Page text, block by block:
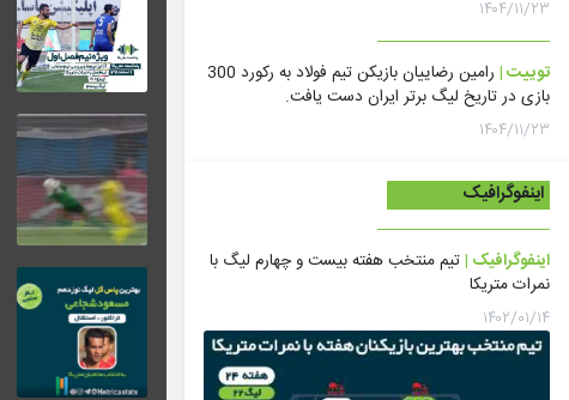
۱۴۰۴/۱۱/۲۳
توییت |
رامین رضاییان بازیکن تیم فولاد به رکورد 300
بازی در تاریخ لیگ برتر ایران دست یافت.
۱۴۰۴/۱۱/۲۳
اینفوگرافیک
اینفوگرافیک |تیم منتخب هفته بیست و چهارم لیگ با
نمرات متریکا
۱۴۰۲/۰۱/۱۴